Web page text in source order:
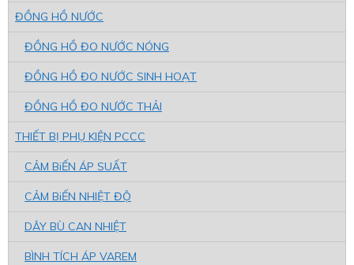
ĐỒNG HỒ NƯỚC
ĐỒNG HỒ ĐO NƯỚC NÓNG
ĐỒNG HỒ ĐO NƯỚC SINH HOẠT
ĐỒNG HỒ ĐO NƯỚC THẢI
THIẾT BỊ PHỤ KIỆN PCCC
CẢM BiẾN ÁP SUẤT
CẢM BiẾN NHIỆT ĐỘ
DÂY BÙ CAN NHIỆT
BÌNH TÍCH ÁP VAREM